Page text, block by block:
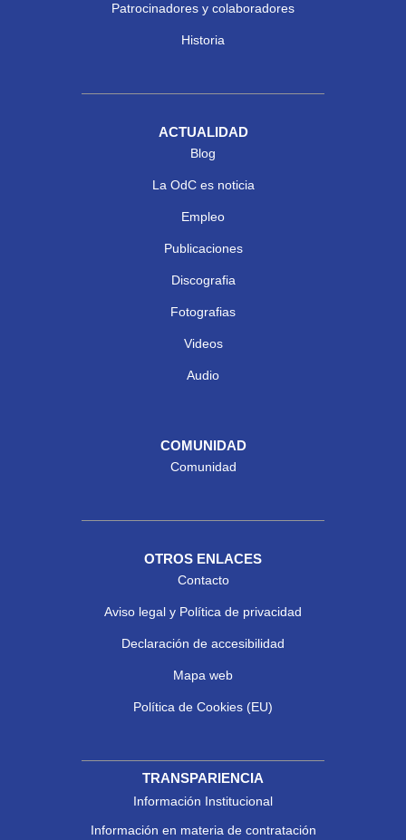
Patrocinadores y colaboradores
Historia
ACTUALIDAD
Blog
La OdC es noticia
Empleo
Publicaciones
Discografia
Fotografias
Videos
Audio
COMUNIDAD
Comunidad
OTROS ENLACES
Contacto
Aviso legal y Política de privacidad
Declaración de accesibilidad
Mapa web
Política de Cookies (EU)
TRANSPARIENCIA
Información Institucional
Información en materia de contratación